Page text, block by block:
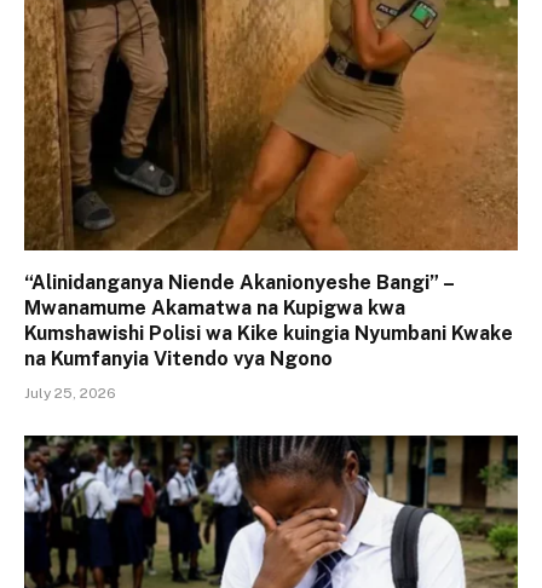
“Alinidanganya Niende Akanionyeshe Bangi” –
Mwanamume Akamatwa na Kupigwa kwa
Kumshawishi Polisi wa Kike kuingia Nyumbani Kwake
na Kumfanyia Vitendo vya Ngono
July 25, 2026